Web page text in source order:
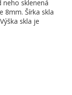
neho sklenená
8mm. Šírka skla
skla je